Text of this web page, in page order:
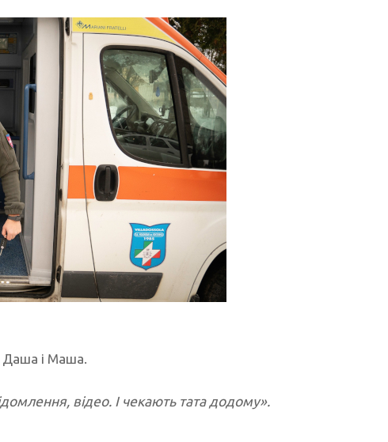
і Маша.
відео. І чекають тата додому».